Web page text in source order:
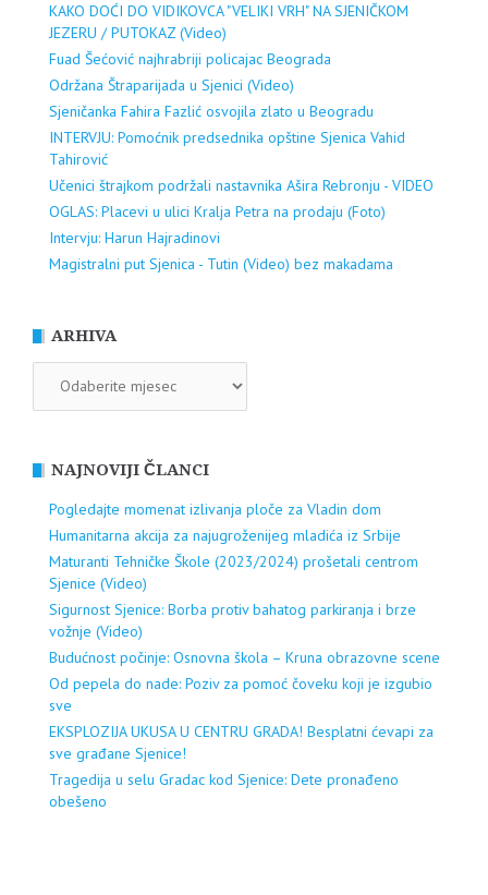
KAKO DOĆI DO VIDIKOVCA "VELIKI VRH" NA SJENIČKOM
JEZERU / PUTOKAZ (Video)
Fuad Šećović najhrabriji policajac Beograda
Održana Štraparijada u Sjenici (Video)
Sjeničanka Fahira Fazlić osvojila zlato u Beogradu
INTERVJU: Pomoćnik predsednika opštine Sjenica Vahid
Tahirović
Učenici štrajkom podržali nastavnika Ašira Rebronju - VIDEO
OGLAS: Placevi u ulici Kralja Petra na prodaju (Foto)
Intervju: Harun Hajradinovi
Magistralni put Sjenica - Tutin (Video) bez makadama
ARHIVA
NAJNOVIJI ČLANCI
Pogledajte momenat izlivanja ploče za Vladin dom
Humanitarna akcija za najugroženijeg mladića iz Srbije
Maturanti Tehničke Škole (2023/2024) prošetali centrom
Sjenice (Video)
Sigurnost Sjenice: Borba protiv bahatog parkiranja i brze
vožnje (Video)
Budućnost počinje: Osnovna škola – Kruna obrazovne scene
Od pepela do nade: Poziv za pomoć čoveku koji je izgubio
sve
EKSPLOZIJA UKUSA U CENTRU GRADA! Besplatni ćevapi za
sve građane Sjenice!
Tragedija u selu Gradac kod Sjenice: Dete pronađeno
obešeno